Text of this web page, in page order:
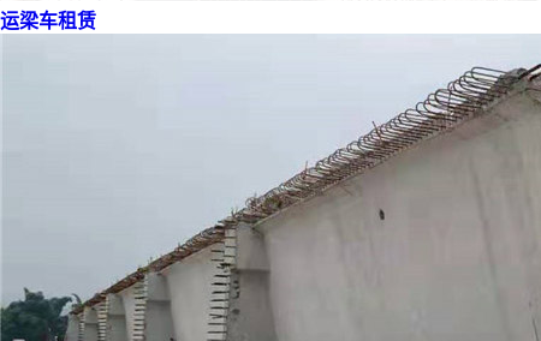
运梁车租赁